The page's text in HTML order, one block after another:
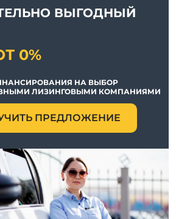
ВЫГОДНЫЙ
0%
НА ВЫБОР
ЛИЗИНГОВЫМИ КОМПАНИЯМИ
ПРЕДЛОЖЕНИЕ